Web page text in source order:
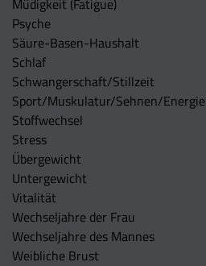
Müdigkeit (Fatigue)
Psyche
Säure-Basen-Haushalt
Schlaf
Schwangerschaft/Stillzeit
Sport/Muskulatur/Sehnen/Energie
Stoffwechsel
Stress
Übergewicht
Untergewicht
Vitalität
Wechseljahre der Frau
Wechseljahre des Mannes
Weibliche Brust